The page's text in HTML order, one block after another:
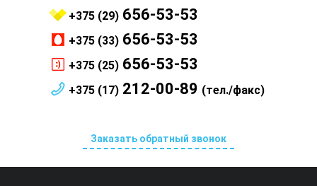
+375 (29) 656-53-53
+375 (33) 656-53-53
+375 (25) 656-53-53
+375 (17) 212-00-89 (тел./факс)
Заказать обратный звонок